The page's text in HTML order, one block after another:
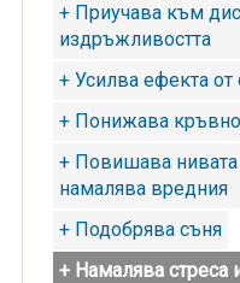
+ Приучава към
издръжливостта
+ Усилва ефекта
+ Понижава
+ Повишава нивата
намалява вредния
+ Подобрява съня
+ Намалява стреса